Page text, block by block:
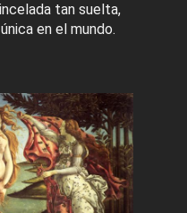
tan suelta,
en el mundo.